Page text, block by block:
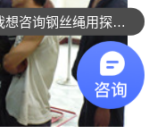
我想咨询钢丝绳用探伤设备。